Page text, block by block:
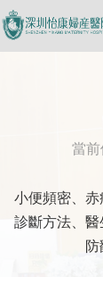
當
小便頻密、
診斷方法、